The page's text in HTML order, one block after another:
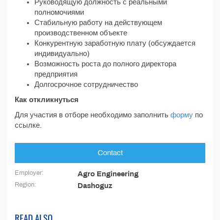
Руководящую должность с реальными
полномочиями
Стабильную работу на действующем
производственном объекте
Конкурентную заработную плату (обсуждается
индивидуально)
Возможность роста до полного директора
предприятия
Долгосрочное сотрудничество
Как откликнуться
Для участия в отборе необходимо заполнить форму по
ссылке.
Contact
Employer: Agro Engineering
Region: Dashoguz